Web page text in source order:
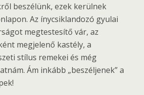
beszélünk, ezek kerülnek
Az ínycsiklandozó gyulai
megtestesítő vár, az
megjelenő kastély, a
stílus remekei és még
Ám inkább „beszéljenek” a